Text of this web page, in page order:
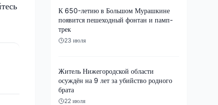
К 650-летию в Большом Мурашкине
появится пешеходный фонтан и памп-
трек
23 июля
Житель Нижегородской области
осуждён на 9 лет за убийство родного
брата
22 июля